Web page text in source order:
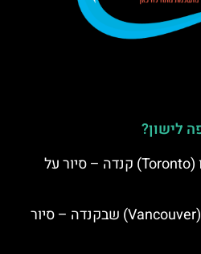
לישון?
סיורים חינמיים בטורונטו (Toronto) קנדה – סיור על
סיורים חינמיים בונקובר (Vancouver) שבקנדה – סיור